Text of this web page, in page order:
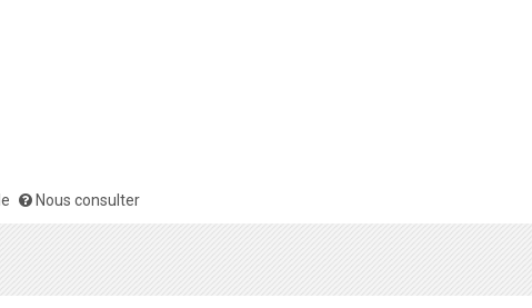
Nous consulter